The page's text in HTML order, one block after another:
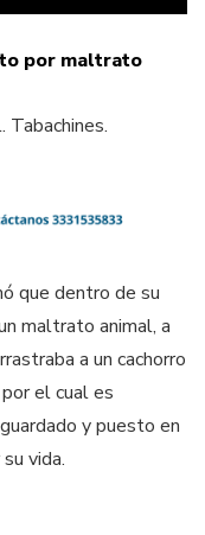
por maltrato
Tabachines.
que dentro de su
maltrato animal, a
a un cachorro
el cual es
y puesto en
vida.